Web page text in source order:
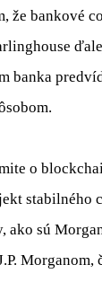
bankové
banka
o
stabilného
sú